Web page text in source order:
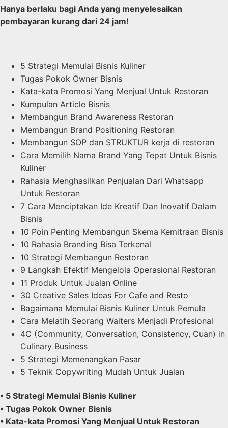
Hanya berlaku bagi Anda yang menyelesaikan
pembayaran kurang dari 24 jam!
5 Strategi Memulai Bisnis Kuliner
Tugas Pokok Owner Bisnis
Kata-kata Promosi Yang Menjual Untuk Restoran
Kumpulan Article Bisnis
Membangun Brand Awareness Restoran
Membangun Brand Positioning Restoran
Membangun SOP dan STRUKTUR kerja di restoran
Cara Memilih Nama Brand Yang Tepat Untuk Bisnis
Kuliner
Rahasia Menghasilkan Penjualan Dari Whatsapp
Untuk Restoran
7 Cara Menciptakan Ide Kreatif Dan Inovatif Dalam
Bisnis
10 Poin Penting Membangun Skema Kemitraan Bisnis
10 Rahasia Branding Bisa Terkenal
10 Strategi Membangun Restoran
9 Langkah Efektif Mengelola Operasional Restoran
11 Produk Untuk Jualan Online
30 Creative Sales Ideas For Cafe and Resto
Bagaimana Memulai Bisnis Kuliner Untuk Pemula
Cara Melatih Seorang Waiters Menjadi Profesional
4C (Community, Conversation, Consistency, Cuan) in
Culinary Business
5 Strategi Memenangkan Pasar
5 Teknik Copywriting Mudah Untuk Jualan
• 5 Strategi Memulai Bisnis Kuliner
• Tugas Pokok Owner Bisnis
• Kata-kata Promosi Yang Menjual Untuk Restoran